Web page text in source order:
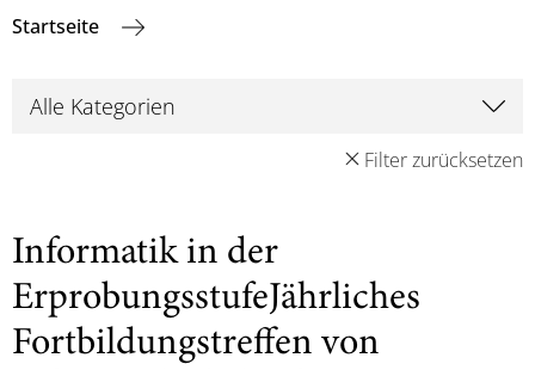
Startseite
Filter zurücksetzen
Informatik in der
ErprobungsstufeJährliches
Fortbildungstreffen von